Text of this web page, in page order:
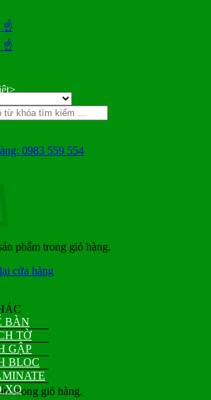
0983 559 554
phẩm trong giỏ hàng.
cửa hàng
trong giỏ hàng.
>
BÀN
TỜ
GẬP
BLOC
XO